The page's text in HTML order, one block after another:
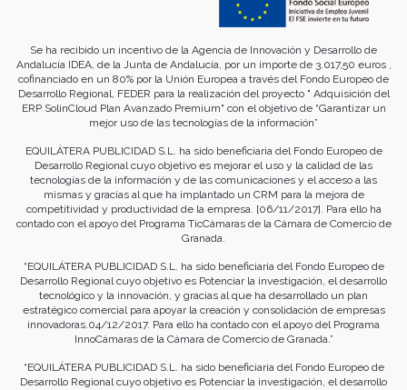
Se ha recibido un incentivo de la Agencia de Innovación y Desarrollo de
Andalucía IDEA, de la Junta de Andalucía, por un importe de 3.017,50 euros ,
cofinanciado en un 80% por la Unión Europea a través del Fondo Europeo de
Desarrollo Regional, FEDER para la realización del proyecto " Adquisición del
ERP SolinCloud Plan Avanzado Premium" con el objetivo de “Garantizar un
mejor uso de las tecnologías de la información”
EQUILÁTERA PUBLICIDAD S.L. ha sido beneficiaria del Fondo Europeo de
Desarrollo Regional cuyo objetivo es mejorar el uso y la calidad de las
tecnologías de la información y de las comunicaciones y el acceso a las
mismas y gracias al que ha implantado un CRM para la mejora de
competitividad y productividad de la empresa. [06/11/2017]. Para ello ha
contado con el apoyo del Programa TicCámaras de la Cámara de Comercio de
Granada.
“EQUILÁTERA PUBLICIDAD S.L. ha sido beneficiaria del Fondo Europeo de
Desarrollo Regional cuyo objetivo es Potenciar la investigación, el desarrollo
tecnológico y la innovación, y gracias al que ha desarrollado un plan
estratégico comercial para apoyar la creación y consolidación de empresas
innovadoras.04/12/2017. Para ello ha contado con el apoyo del Programa
InnoCámaras de la Cámara de Comercio de Granada.”
“EQUILÁTERA PUBLICIDAD S.L. ha sido beneficiaria del Fondo Europeo de
Desarrollo Regional cuyo objetivo es Potenciar la investigación, el desarrollo